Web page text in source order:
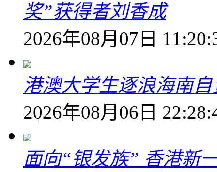
奖”获得者刘香成
2026年08月07日
港澳大学生逐浪海南
2026年08月06日
面向“银发族” 香港新